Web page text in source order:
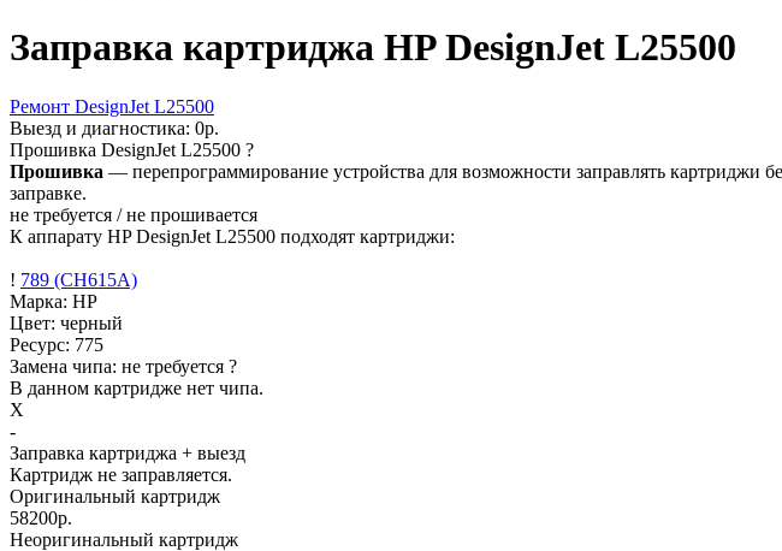
Заправка картриджа HP DesignJet L25500
Ремонт DesignJet L25500
Выезд и диагностика: 0р.
Прошивка DesignJet L25500 ?
Прошивка — перепрограммирование устройства для возможности заправлять картриджи
заправке.
не требуется / не прошивается
К аппарату HP DesignJet L25500 подходят картриджи:
! 789 (CH615A)
Марка: HP
Цвет: черный
Ресурс: 775
Замена чипа: не требуется ?
В данном картридже нет чипа.
X
-
Заправка картриджа + выезд
Картридж не заправляется.
Оригинальный картридж
58200р.
Неоригинальный картридж